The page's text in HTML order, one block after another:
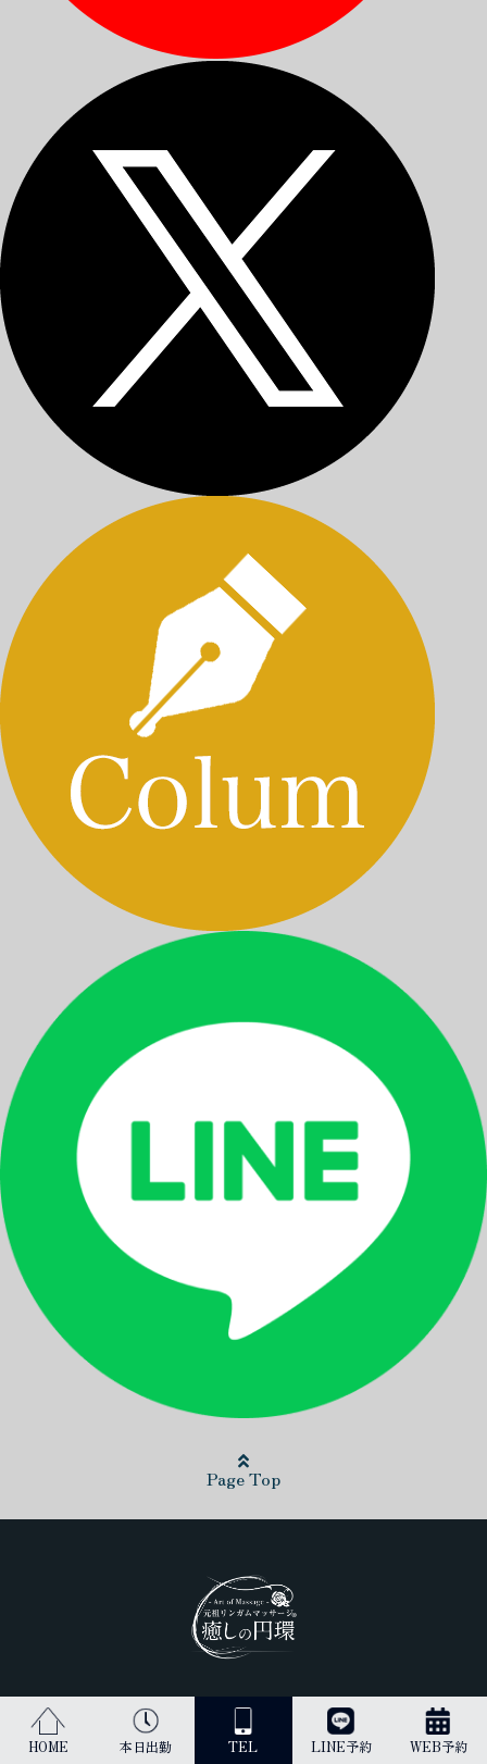
HOME 本日出勤 TEL LINE予約 WEB予約
Page Top
日本最高峰のリンガムマッサージ（男性器への丁寧なマッサージ）を
受けられるのは当店だけです。
古来より、王のみに与えられてきた施術を貴方にご提供します。